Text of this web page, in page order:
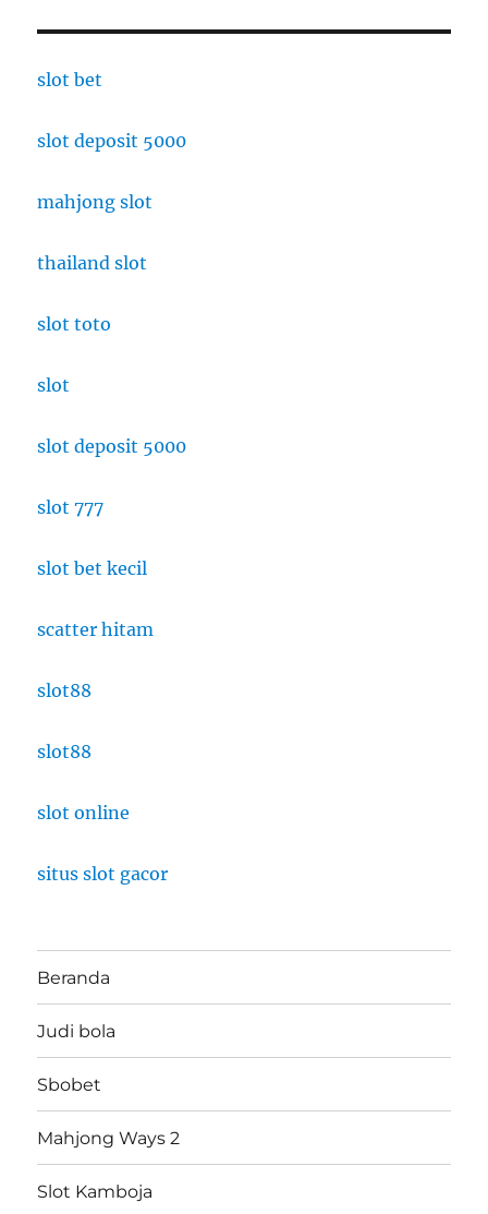
slot bet
slot deposit 5000
mahjong slot
thailand slot
slot toto
slot
slot deposit 5000
slot 777
slot bet kecil
scatter hitam
slot88
slot88
slot online
situs slot gacor
Beranda
Judi bola
Sbobet
Mahjong Ways 2
Slot Kamboja